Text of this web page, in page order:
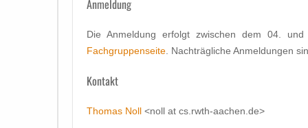
Anmeldung
Die Anmeldung erfolgt zwischen dem 04.
Fachgruppenseite . Nachträgliche Anmeldungen
Kontakt
Thomas Noll <noll at cs.rwth-aachen.de>